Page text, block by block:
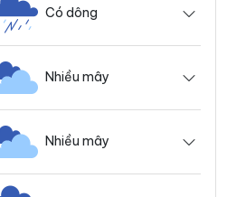
Có dông
Nhiều mây
Nhiều mây